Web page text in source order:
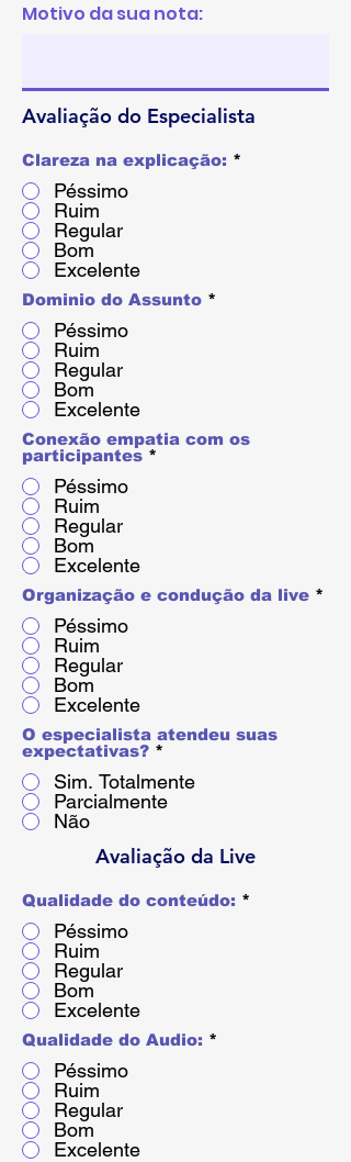
Motivo da sua nota:
Avaliação do Especialista
Clareza na explicação: *
Péssimo
Ruim
Regular
Bom
Excelente
Dominio do Assunto *
Péssimo
Ruim
Regular
Bom
Excelente
Conexão empatia com os
participantes *
Péssimo
Ruim
Regular
Bom
Excelente
Organização e condução da live *
Péssimo
Ruim
Regular
Bom
Excelente
O especialista atendeu suas
expectativas? *
Sim. Totalmente
Parcialmente
Não
Avaliação da Live
Qualidade do conteúdo: *
Péssimo
Ruim
Regular
Bom
Excelente
Qualidade do Audio: *
Péssimo
Ruim
Regular
Bom
Excelente